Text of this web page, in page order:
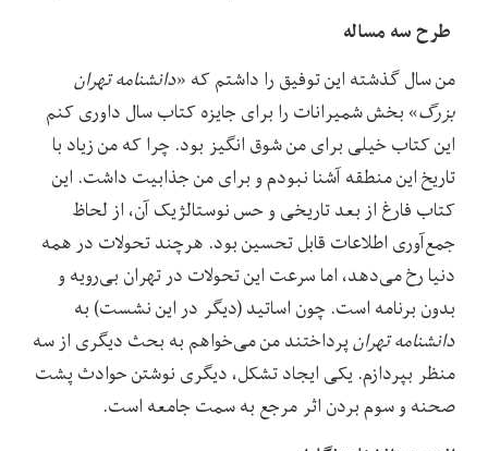
طرح سه مساله
من سال گذشته این توفیق را داشتم که «دانشنامه تهران
بزرگ» بخش شمیرانات را برای جایزه کتاب سال داوری کنم
این کتاب خیلی برای من شوق انگیز بود. چرا که من زیاد با
تاریخ این منطقه آشنا نبودم و برای من جذابیت داشت. این
کتاب فارغ از بعد تاریخی و حس نوستالژیک آن، از لحاظ
جمع‌آوری اطلاعات قابل تحسین بود. هرچند تحولات در همه
دنیا رخ می‌دهد، اما سرعت این تحولات در تهران بی‌رویه و
بدون برنامه است. چون اساتید (دیگر در این نشست) به
دانشنامه تهرانپرداختند من می‌خواهم به بحث دیگری از سه
منظر بپردازم. یکی ایجاد تشکل، دیگری نوشتن حوادث پشت
صحنه و سوم بردن اثر مرجع به سمت جامعه است.